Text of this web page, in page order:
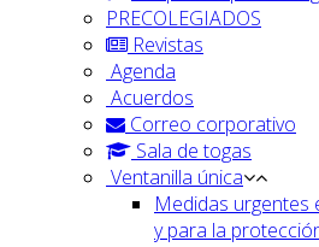
PRECOLEGIADOS
Revistas
Agenda
Acuerdos
Correo corporativo
Sala de togas
Ventanilla única
Medidas urgentes
y para la